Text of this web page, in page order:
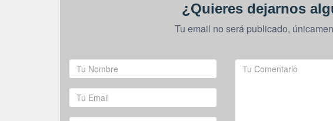
¿Quieres dejarnos
Tu email no será publicado,